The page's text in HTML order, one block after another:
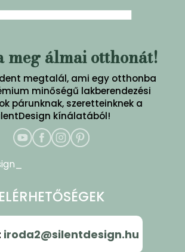
meg álmai otthonát!
megtalál, ami egy otthonba
minőségű lakberendezési
párunknak, szeretteinknek a
kínálatából!
ELÉRHETŐSÉGEK
iroda2@silentdesign.hu